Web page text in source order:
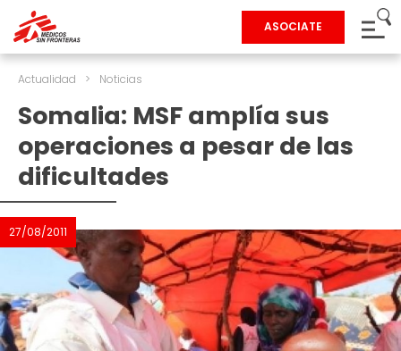
ASOCIATE
Actualidad > Noticias
Somalia: MSF amplía sus
operaciones a pesar de las
dificultades
27/08/2011